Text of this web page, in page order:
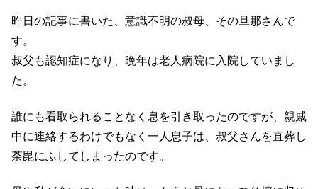
昨日の記事に書いた、意識不明の叔母、その旦那さんで
す。
叔父も認知症になり、晩年は老人病院に入院していまし
た。
誰にも看取られることなく息を引き取ったのですが、親戚
中に連絡するわけでもなく一人息子は、叔父さんを直葬し
荼毘にふしてしまったのです。